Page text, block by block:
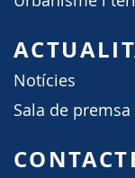
Notícies
Sala de premsa